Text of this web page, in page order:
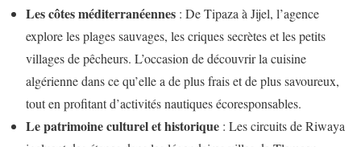
Les côtes méditerranéennes : De Tipaza à Jijel, l’agence
explore les plages sauvages, les criques secrètes et les petits
villages de pêcheurs. L’occasion de découvrir la cuisine
algérienne dans ce qu’elle a de plus frais et de plus savoureux,
tout en profitant d’activités nautiques écoresponsables.
Le patrimoine culturel et historique : Les circuits de Riwaya